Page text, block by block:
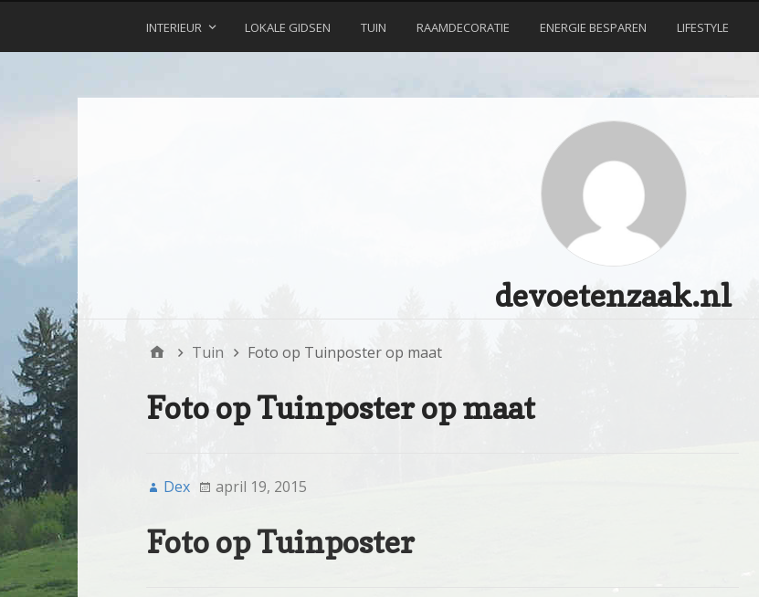
INTERIEUR LOKALE GIDSEN TUIN RAAMDECORATIE ENERGIE BESPAREN LIFESTYLE
devoetenzaak.nl
Tuin Foto op Tuinposter op maat
Foto op Tuinposter op maat
Dex april 19, 2015
Foto op Tuinposter